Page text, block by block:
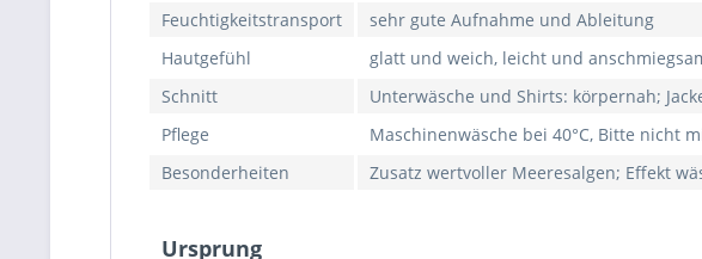
Feuchtigkeitstransport
sehr gute Aufnahme und Ableitung
Hautgefühl
glatt und weich, leicht und
Schnitt
Unterwäsche und Shirts: körpernah;
Pflege
Maschinenwäsche bei 40°C, Bitte nicht
Besonderheiten
Zusatz wertvoller Meeresalgen; Effekt
Ursprung